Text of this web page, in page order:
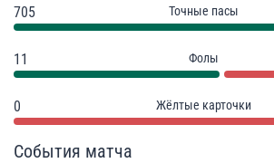
705 Точные пасы
11 Фолы
0 Жёлтые карточки
События матча